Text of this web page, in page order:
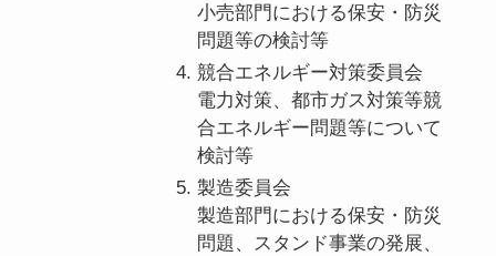
小売部門における保安・防災
問題等の検討等
競合エネルギー対策委員会
電力対策、都市ガス対策等競
合エネルギー問題等について
検討等
製造委員会
製造部門における保安・防災
問題、スタンド事業の発展、